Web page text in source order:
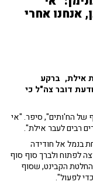
אחרי
אילת, ברקע
דובר צה"ל כי
של הח'ותים", סיפר. "אי
רבים לעבר אילת".
בנמל אל חודידה
לפתוח ולברך סוף סוף
הקבינט, שסוף
לפעול".